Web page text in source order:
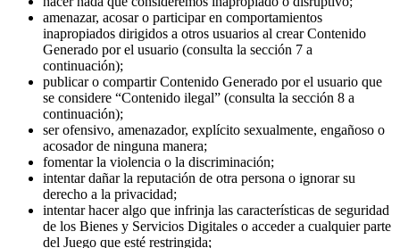
amenazar, acosar o participar en comportamientos
inapropiados dirigidos a otros usuarios al crear Contenido
Generado por el usuario (consulta la sección 7 a
continuación);
publicar o compartir Contenido Generado por el usuario que
se considere “Contenido ilegal” (consulta la sección 8 a
continuación);
ser ofensivo, amenazador, explícito sexualmente, engañoso o
acosador de ninguna manera;
fomentar la violencia o la discriminación;
intentar dañar la reputación de otra persona o ignorar su
derecho a la privacidad;
intentar hacer algo que infrinja las características de seguridad
de los Bienes y Servicios Digitales o acceder a cualquier parte
del Juego que esté restringida;